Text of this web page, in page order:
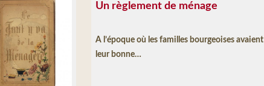
Un règlement de ménage
A l’époque où les familles bourgeoises avaient
leur bonne…